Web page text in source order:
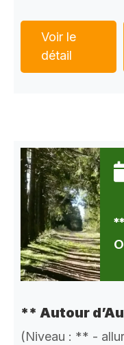
Voir le
détail
** Autour
(Niveau : ** -